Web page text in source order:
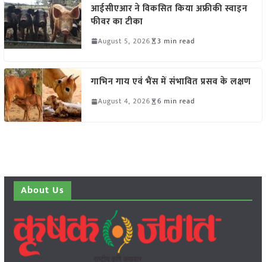
आईसीएआर ने विकसित किया अफ्रीकी स्वाइन
फीवर का टीका
August 5, 2026 3 min read
गाभिन गाय एवं भैंस में संभावित प्रसव के लक्षण
August 4, 2026 6 min read
About Us